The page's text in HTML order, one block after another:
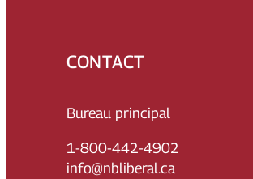
CONTACT
Bureau principal
1-800-442-4902
info@nbliberal.ca